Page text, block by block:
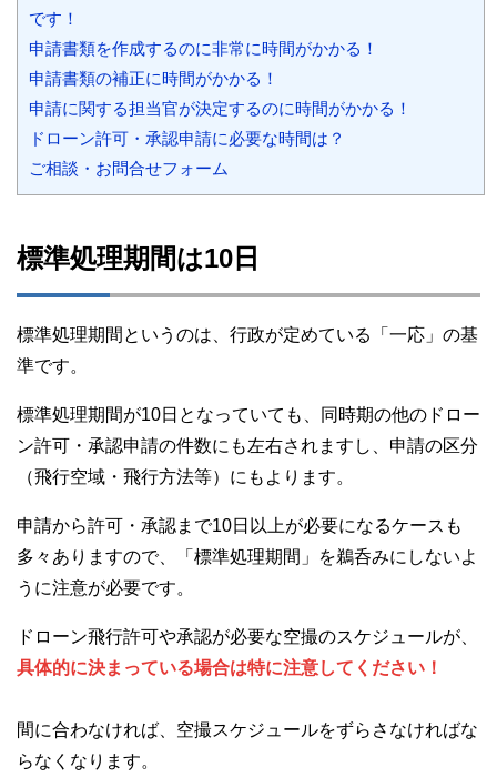
です！
申請書類を作成するのに非常に時間がかかる！
申請書類の補正に時間がかかる！
申請に関する担当官が決定するのに時間がかかる！
ドローン許可・承認申請に必要な時間は？
ご相談・お問合せフォーム
標準処理期間は10日
標準処理期間というのは、行政が定めている「一応」の基
準です。
標準処理期間が10日となっていても、同時期の他のドロー
ン許可・承認申請の件数にも左右されますし、申請の区分
（飛行空域・飛行方法等）にもよります。
申請から許可・承認まで10日以上が必要になるケースも
多々ありますので、「標準処理期間」を鵜呑みにしないよ
うに注意が必要です。
ドローン飛行許可や承認が必要な空撮のスケジュールが、
具体的に決まっている場合は特に注意してください！
間に合わなければ、空撮スケジュールをずらさなければな
らなくなります。